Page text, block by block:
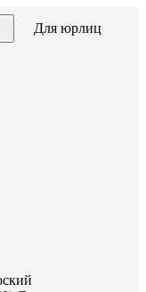
Для юрлиц